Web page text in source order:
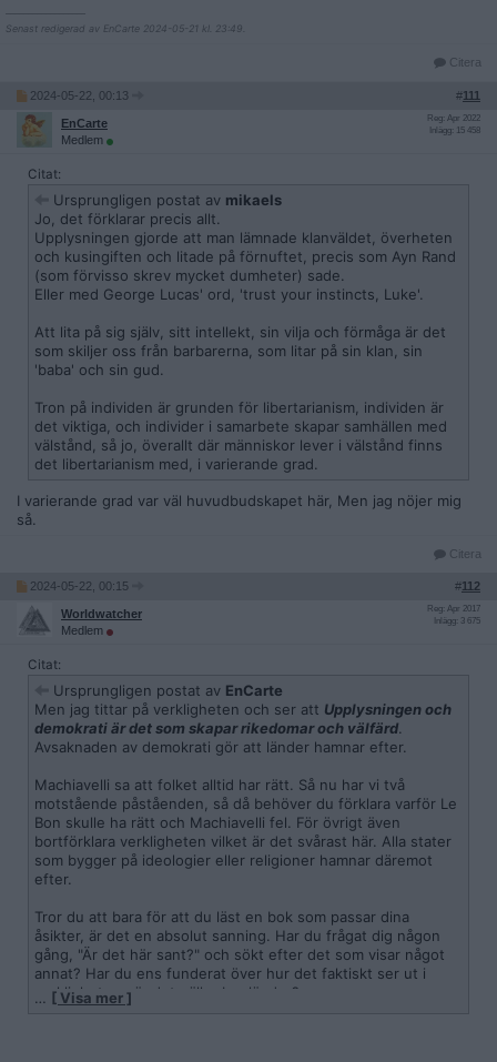
Senast redigerad av EnCarte 2024-05-21 kl. 23:49.
Citera
2024-05-22, 00:13 #111
EnCarte
Medlem
Reg: Apr 2022
Inlägg: 15 458
Citat:
Ursprungligen postat av mikaels
Jo, det förklarar precis allt.
Upplysningen gjorde att man lämnade klanväldet, överheten
och kusingiften och litade på förnuftet, precis som Ayn Rand
(som förvisso skrev mycket dumheter) sade.
Eller med George Lucas' ord, 'trust your instincts, Luke'.
Att lita på sig själv, sitt intellekt, sin vilja och förmåga är det
som skiljer oss från barbarerna, som litar på sin klan, sin
'baba' och sin gud.
Tron på individen är grunden för libertarianism, individen är
det viktiga, och individer i samarbete skapar samhällen med
välstånd, så jo, överallt där människor lever i välstånd finns
det libertarianism med, i varierande grad.
I varierande grad var väl huvudbudskapet här, Men jag nöjer mig
så.
Citera
2024-05-22, 00:15 #112
Worldwatcher
Medlem
Reg: Apr 2017
Inlägg: 3 675
Citat:
Ursprungligen postat av EnCarte
Men jag tittar på verkligheten och ser att Upplysningen och
demokrati är det som skapar rikedomar och välfärd
Avsaknaden av demokrati gör att länder hamnar efter.
Machiavelli sa att folket alltid har rätt. Så nu har vi två
motstående påståenden, så då behöver du förklara varför Le
Bon skulle ha rätt och Machiavelli fel. För övrigt även
bortförklara verkligheten vilket är det svårast här. Alla stater
som bygger på ideologier eller religioner hamnar däremot
efter.
Tror du att bara för att du läst en bok som passar dina
åsikter, är det en absolut sanning. Har du frågat dig någon
gång, "Är det här sant?" och sökt efter det som visar något
annat? Har du ens funderat över hur det faktiskt ser ut i
verkligheten när det gäller bra länder?
… [ Visa mer ]